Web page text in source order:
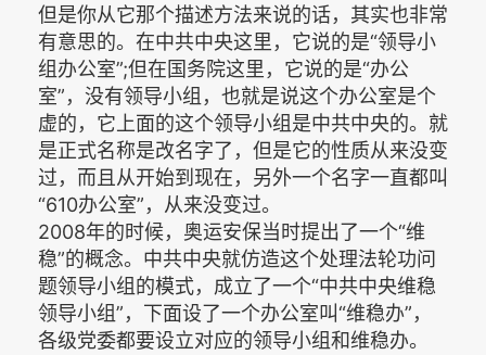
但是你从它那个描述方法来说的话，其实也非常
有意思的。在中共中央这里，它说的是“领导小
组办公室”;但在国务院这里，它说的是“办公
室”，没有领导小组，也就是说这个办公室是个
虚的，它上面的这个领导小组是中共中央的。就
是正式名称是改名字了，但是它的性质从来没变
过，而且从开始到现在，另外一个名字一直都叫
“610办公室”，从来没变过。
2008年的时候，奥运安保当时提出了一个“维
稳”的概念。中共中央就仿造这个处理法轮功问
题领导小组的模式，成立了一个“中共中央维稳
领导小组”，下面设了一个办公室叫“维稳办”，
各级党委都要设立对应的领导小组和维稳办。